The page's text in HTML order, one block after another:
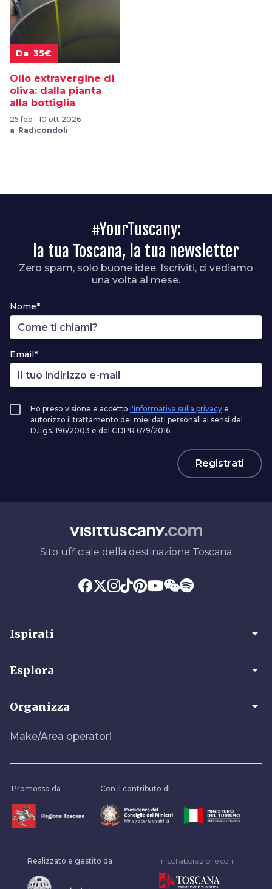
Da 35€
Olio extravergine di
oliva: dalla pianta
alla bottiglia
25 feb - 10 ott 2026
a Radicondoli
#YourTuscany:
la tua Toscana, la tua newsletter
Zero spam, solo buone idee. Iscriviti, ci vediamo
una volta al mese.
Nome*
Email*
Ho preso visione e accetto l'informativa sulla privacy e
autorizzo il trattamento dei miei dati personali ai sensi del
D.Lgs. 196/2003 e del GDPR 679/2016.
Registrati
Sito ufficiale della destinazione Toscana
Ispirati arrow_drop_down
Esplora arrow_drop_down
Organizza arrow_drop_down
Make/Area operatori
Promosso da Con il contributo di
Realizzato e gestito da In collaborazione con